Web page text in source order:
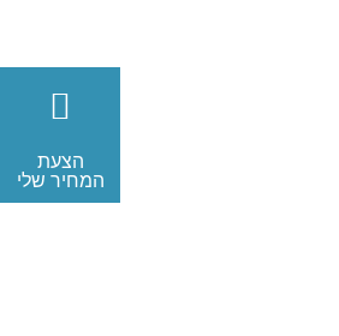
הצעת
המחיר שלי